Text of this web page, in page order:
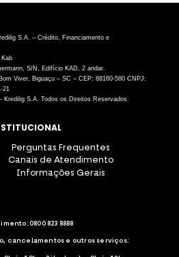
S.A. – Crédito, Financiamento e
S/N, Edifício KAD, 2 andar.
Viver, Biguaçu – SC – CEP: 88160-580 CNPJ:
21
Kredilig S.A. Todos os Direitos Reservados.
Perguntas Frequentes
Canais de Atendimento
Informações Gerais
0800 823 8888
cancelamentos e outros serviços: